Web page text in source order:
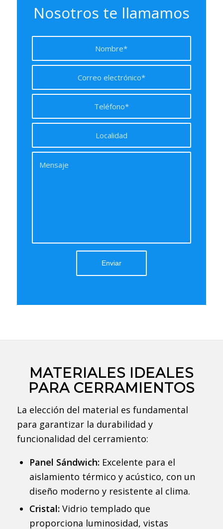
Nosotros te llamamos
MATERIALES IDEALES
PARA CERRAMIENTOS
La elección del material es fundamental
para garantizar la durabilidad y
funcionalidad del cerramiento:
Panel Sándwich: Excelente para el
aislamiento térmico y acústico, con un
diseño moderno y resistente al clima.
Cristal: Vidrio templado que
proporciona luminosidad, vistas